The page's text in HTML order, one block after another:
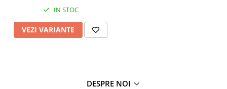
IN STOC
VEZI VARIANTE
DESPRE NOI